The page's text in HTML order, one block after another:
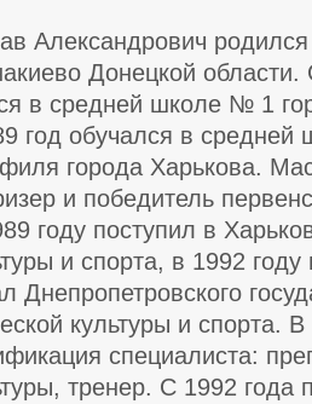
Александрович
Донецкой области.
в средней школе № 1
год обучался в средней
города Харькова.
и победитель
году поступил в
и спорта, в 1992 году
Днепропетровского
культуры и спорта.
специалиста:
тренер. С 1992 года